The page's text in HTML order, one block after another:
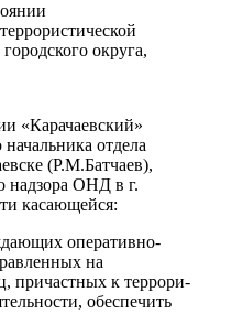
округа,
«Карачаевский»
отдела
(Р.М.Батчаев),
надзора ОНД в г.
касающейся:
оперативно-
на
причастных к террори­
обеспечить